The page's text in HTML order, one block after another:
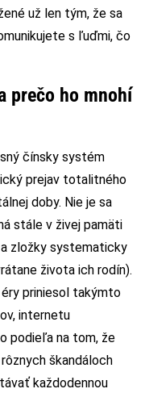
už len tým, že sa
s ľuďmi, čo
prečo ho mnohí
čínsky systém
prejav totalitného
doby. Nie je sa
stále v živej pamäti
zložky systematicky
života ich rodín).
éry priniesol takýmto
internetu
podieľa na tom, že
škandáloch
každodennou